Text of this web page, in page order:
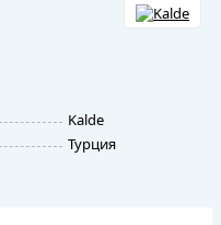
Kalde
Турция